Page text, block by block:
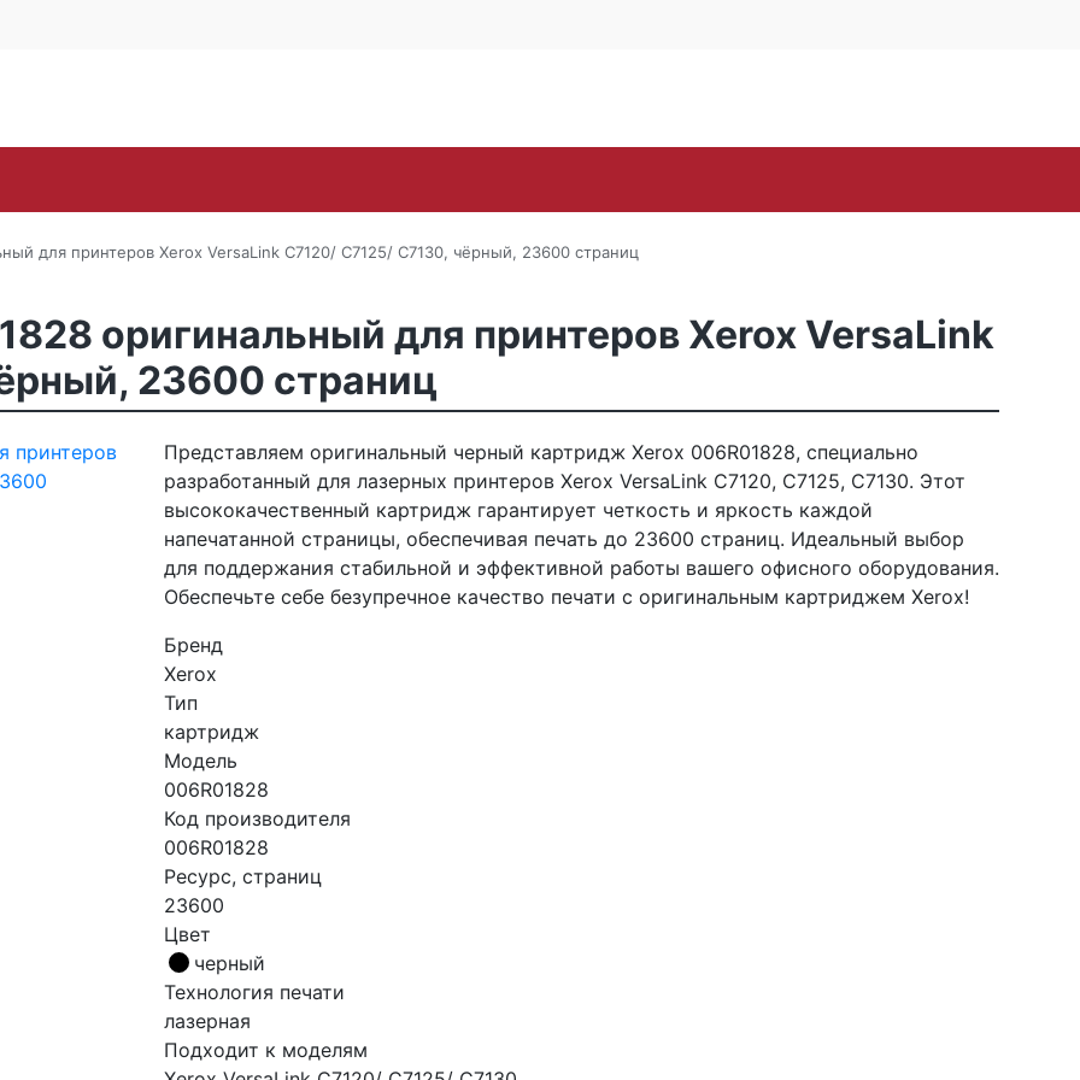
для принтеров Xerox VersaLink C7120/ C7125/ C7130, чёрный, 23600 страниц
оригинальный для принтеров Xerox VersaLink
23600 страниц
Представляем оригинальный черный картридж Xerox 006R01828, специально
разработанный для лазерных принтеров Xerox VersaLink C7120, C7125, C7130. Этот
высококачественный картридж гарантирует четкость и яркость каждой
напечатанной страницы, обеспечивая печать до 23600 страниц. Идеальный выбор
для поддержания стабильной и эффективной работы вашего офисного оборудования.
Обеспечьте себе безупречное качество печати с оригинальным картриджем Xerox!
Бренд
Xerox
Тип
картридж
Модель
006R01828
Код производителя
006R01828
Ресурс, страниц
23600
Цвет
черный
Технология печати
лазерная
Подходит к моделям